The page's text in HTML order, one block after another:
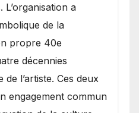
L’organisation a
de la
propre 40e
décennies
de l’artiste. Ces deux
engagement commun